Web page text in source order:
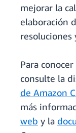
mejorar la
elaboración
Para
consulte la
de Amazon
más
web y la